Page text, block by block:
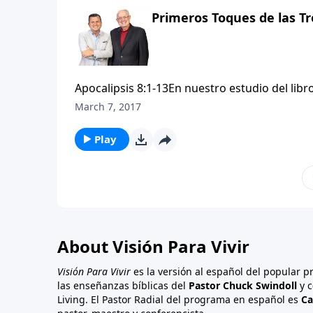
anteriores. Según se intensifica el toque
desató sobre Egipto, advirtiendo al Faraón
Pero a diferencia de esas plagas antiguas,
Primeros Toques de las
Apocalipsis 8:1-13En nuestro estudio del
intermedio (capítulo 7) cuando se nos
habrá mucho martirio, se nos asegura que
todo el mundo. Cuando el séptimo y último
juicio”. Su toque arremeterá con más
anteriores. Según se intensifica el toque
March 7, 2017
Play
About Visión Para Vivir
Visión Para Vivir es la versión al español del popular
las enseñanzas bíblicas del Pastor Chuck Swindoll y
Living. El Pastor Radial del programa en español es